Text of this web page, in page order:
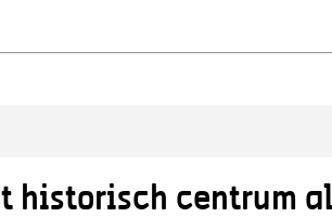
historisch centrum